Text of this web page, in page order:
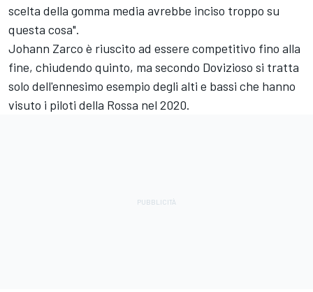
scelta della gomma media avrebbe inciso troppo su
questa cosa".
Johann Zarco è riuscito ad essere competitivo fino alla
fine, chiudendo quinto, ma secondo Dovizioso si tratta
solo dell'ennesimo esempio degli alti e bassi che hanno
visuto i piloti della Rossa nel 2020.